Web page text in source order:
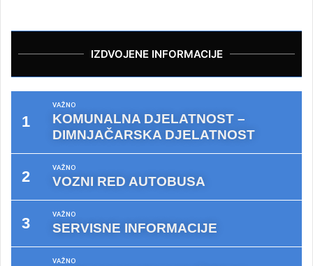
IZDVOJENE INFORMACIJE
VAŽNO
KOMUNALNA DJELATNOST –
DIMNJAČARSKA DJELATNOST
VAŽNO
VOZNI RED AUTOBUSA
VAŽNO
SERVISNE INFORMACIJE
VAŽNO